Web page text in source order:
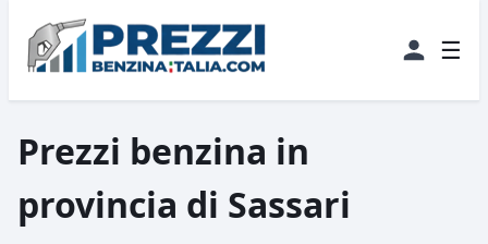
☰
Prezzi benzina in
provincia di Sassari